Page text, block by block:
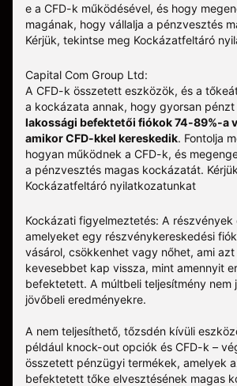
e a CFD-k működésével, és hogy
magának, hogy vállalja a pénzvesztés
Kérjük, tekintse meg Kockázatfeltáró
Capital Com Group Ltd:
A CFD-k összetett eszközök, és a
a kockázata annak, hogy gyorsan
lakossági befektetői fiókok 74-89%-a
amikor CFD-kkel kereskedik. Fontolja
hogyan működnek a CFD-k, és
a pénzvesztés magas kockázatát.
Kockázatfeltáró nyilatkozatunkat
Kockázati figyelmeztetés: A részvények
amelyeket egy részvénykereskedési
vásárol, csökkenhet vagy nőhet, ami
kevesebbet kap vissza, mint amennyit
befektetett. A múltbeli teljesítmény nem
jövőbeli eredményekre.
A nem teljesíthető, tőzsdén kívüli
például knock-out opciók és CFD-k –
összetett pénzügyi termékek, amelyek
befektetett tőke elvesztésének magas